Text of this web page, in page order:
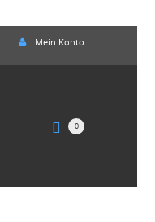
Mein Konto
0